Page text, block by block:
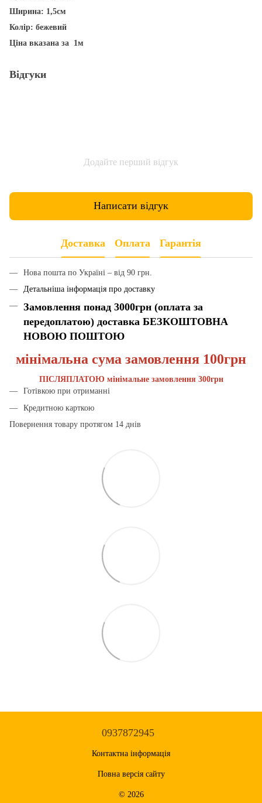
Ширина: 1,5см
Колір: бежевий
Ціна вказана за 1м
Відгуки
Додайте перший відгук
Написати відгук
Доставка Оплата Гарантія
Нова пошта по Україні – від 90 грн.
Детальніша інформація про доставку
Замовлення понад 3000грн (оплата за
передоплатою) доставка БЕЗКОШТОВНА
НОВОЮ ПОШТОЮ
мінімальна сума замовлення 100грн
ПІСЛЯПЛАТОЮ мінімальне замовлення 300грн
Готівкою при отриманні
Кредитною карткою
Повернення товару протягом 14 днів
0937872945
Контактна інформація
Повна версія сайту
© 2026